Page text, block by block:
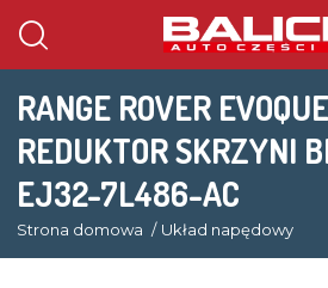
RANGE ROVER
REDUKTOR SKRZYNI
EJ32-7L486-AC
Strona domowa Układ napędowy